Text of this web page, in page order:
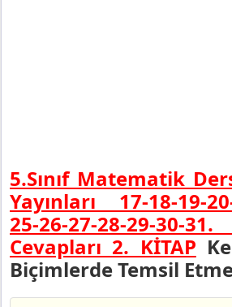
5.Sınıf Matematik
Yayınları 17-18-19-
25-26-27-28-29-
Cevapları 2. KİTAP
Biçimlerde Temsil